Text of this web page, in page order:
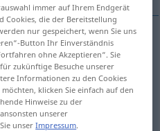
,Anspruch
one’s due
immer auf Ihrem Endgerät
Cookies, die der Bereitstellung
nur gespeichert, wenn Sie uns
Button Ihr Einverständnis
ohne Akzeptieren“. Sie
zukünftige Besuche unserer
Informationen zu den Cookies
klicken Sie einfach auf den
Hinweise zu der
unserer
unserImpressum.